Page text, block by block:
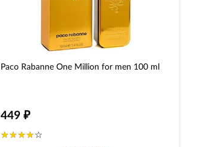
Paco Rabanne One Million for men 100 ml
449